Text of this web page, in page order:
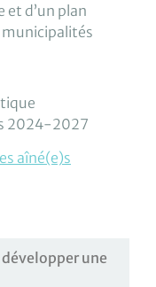
et d’un plan
municipalités
2024-2027
aîné(e)s
une